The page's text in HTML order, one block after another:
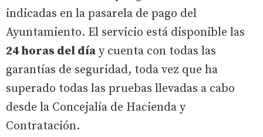
indicadas en la pasarela de pago del
Ayuntamiento. El servicio está disponible las
24 horas del día y cuenta con todas las
garantías de seguridad, toda vez que ha
superado todas las pruebas llevadas a cabo
desde la Concejalía de Hacienda y
Contratación.